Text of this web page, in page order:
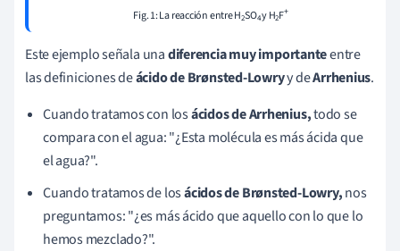
Fig. 1: La reacción entre H2SO4y H2F+
Este ejemplo señala unadiferencia muy importanteentre
las definiciones deácido deBrønsted-Lowryy deArrhenius.
Cuando tratamos con losácidos de Arrhenius,todo se
compara con el agua: "¿Esta molécula es más ácida que
el agua?".
Cuando tratamos de losácidos deBrønsted-Lowry,nos
preguntamos: "¿es más ácido que aquello con lo que lo
hemos mezclado?".